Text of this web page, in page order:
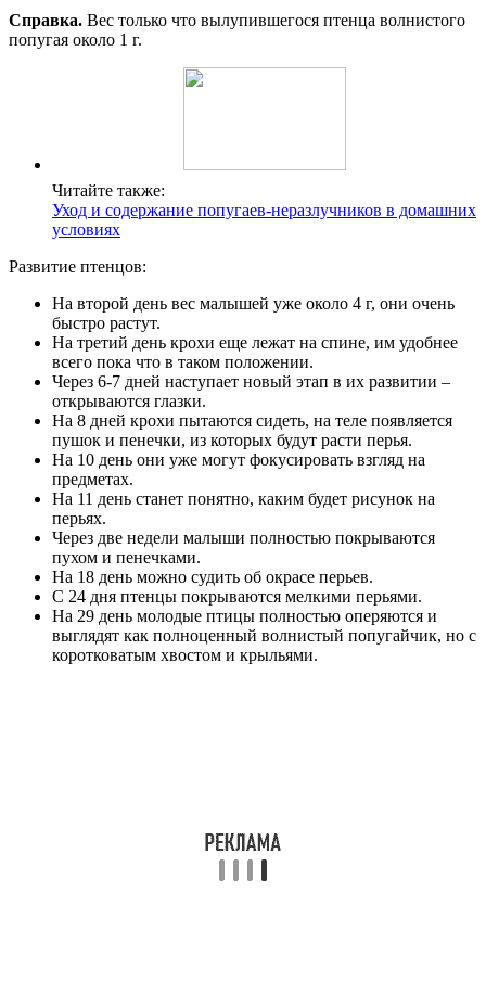
Справка. Вес только что вылупившегося птенца волнистого
попугая около 1 г.
Читайте также:
Уход и содержание попугаев-неразлучников в домашних
условиях
Развитие птенцов:
На второй день вес малышей уже около 4 г, они очень
быстро растут.
На третий день крохи еще лежат на спине, им удобнее
всего пока что в таком положении.
Через 6-7 дней наступает новый этап в их развитии –
открываются глазки.
На 8 дней крохи пытаются сидеть, на теле появляется
пушок и пенечки, из которых будут расти перья.
На 10 день они уже могут фокусировать взгляд на
предметах.
На 11 день станет понятно, каким будет рисунок на
перьях.
Через две недели малыши полностью покрываются
пухом и пенечками.
На 18 день можно судить об окрасе перьев.
С 24 дня птенцы покрываются мелкими перьями.
На 29 день молодые птицы полностью оперяются и
выглядят как полноценный волнистый попугайчик, но с
коротковатым хвостом и крыльями.